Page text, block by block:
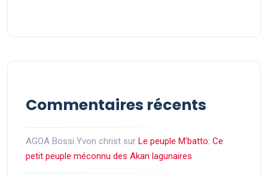
Commentaires récents
AGOA Bossi Yvon christ sur Le peuple M’batto: Ce
petit peuple méconnu des Akan lagunaires